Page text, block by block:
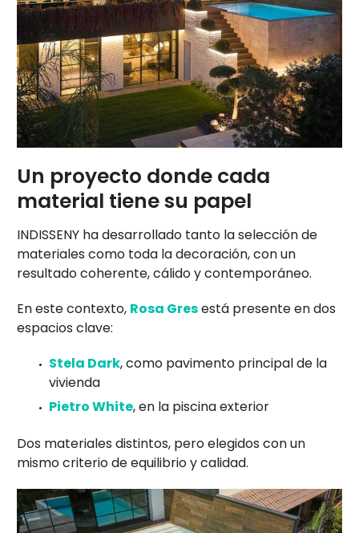
Un proyecto donde cada
material tiene su papel
INDISSENY ha desarrollado tanto la selección de
materiales como toda la decoración, con un
resultado coherente, cálido y contemporáneo.
En este contexto, Rosa Gresestá presente en dos
espacios clave:
Stela Dark, como pavimento principal de la
vivienda
Pietro White, en la piscina exterior
Dos materiales distintos, pero elegidos con un
mismo criterio de equilibrio y calidad.